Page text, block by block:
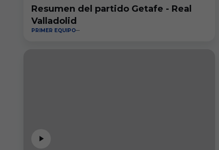
Resumen del partido Getafe - Real
Valladolid
PRIMER EQUIPO